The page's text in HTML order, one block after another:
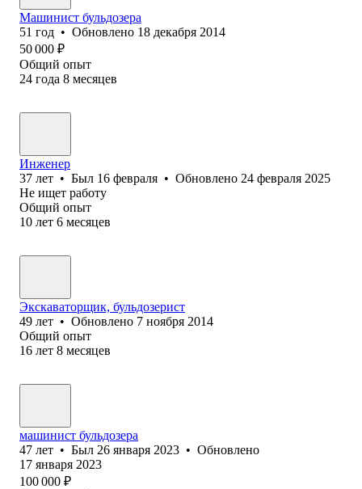
Машинист бульдозера
51 год • Обновлено 18 декабря 2014
50 000 ₽
Общий опыт
24 года 8 месяцев
Инженер
37 лет • Был 16 февраля • Обновлено 24 февраля 2025
Не ищет работу
Общий опыт
10 лет 6 месяцев
Экскаваторщик, бульдозерист
49 лет • Обновлено 7 ноября 2014
Общий опыт
16 лет 8 месяцев
машинист бульдозера
47 лет • Был 26 января 2023 • Обновлено
17 января 2023
100 000 ₽